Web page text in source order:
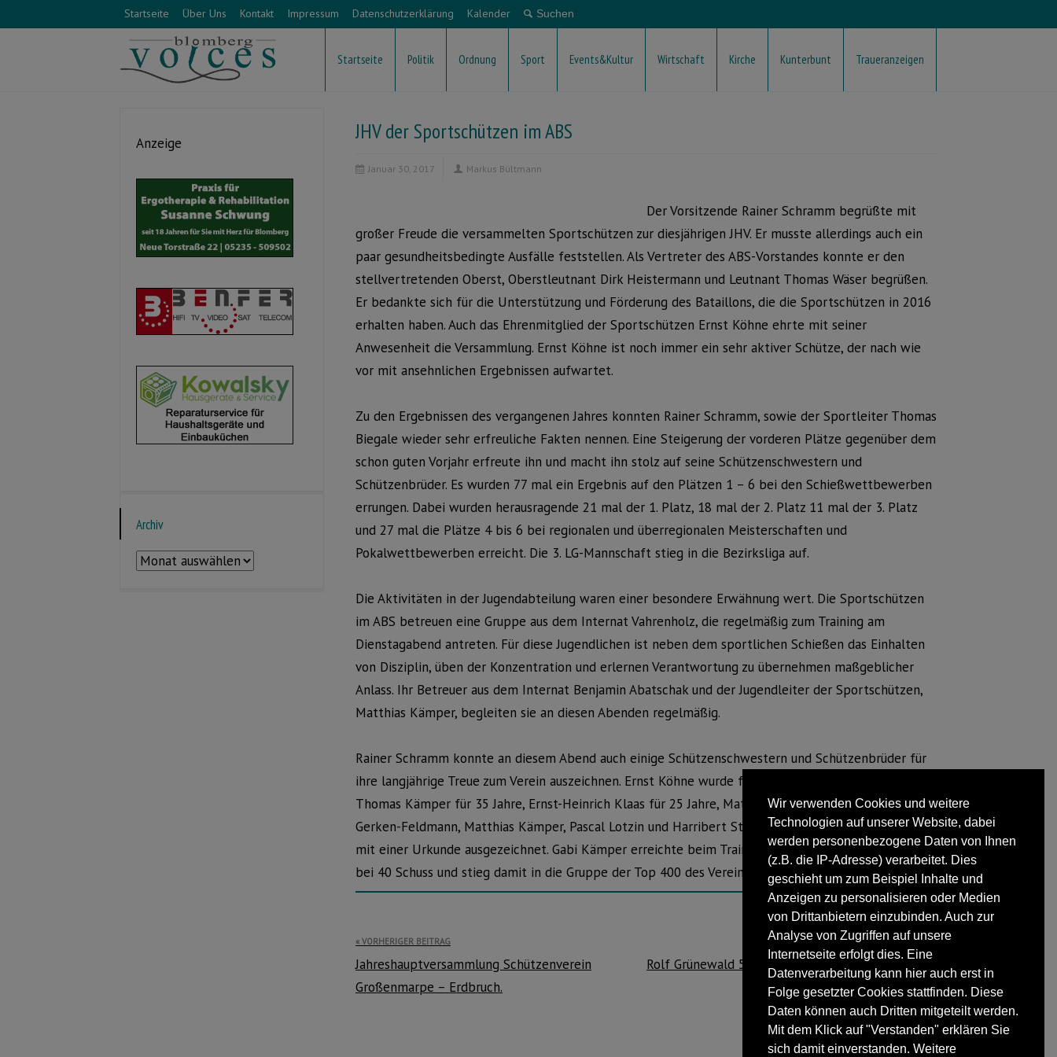
Wir verwenden Cookies und weitere
Technologien auf unserer Website, dabei
werden personenbezogene Daten von Ihnen
(z.B. die IP-Adresse) verarbeitet. Dies
geschieht um zum Beispiel Inhalte und
Anzeigen zu personalisieren oder Medien
von Drittanbietern einzubinden. Auch zur
Analyse von Zugriffen auf unsere
Internetseite erfolgt dies. Eine
Datenverarbeitung kann hier auch erst in
Folge gesetzter Cookies stattfinden. Diese
Daten können auch Dritten mitgeteilt werden.
Mit dem Klick auf "Verstanden" erklären Sie
sich damit einverstanden. Weitere
Startseite Über Uns Kontakt Impressum Datenschutzerklärung Kalender
Startseite Politik Ordnung Sport Events&Kultur Wirtschaft Kirche Kunterbunt Traueranzeigen
JHV der Sportschützen im ABS
Januar 30, 2017 Markus Bültmann
Der Vorsitzende Rainer Schramm begrüßte mit
großer Freude die versammelten Sportschützen zur diesjährigen JHV. Er musste allerdings auch ein
paar gesundheitsbedingte Ausfälle feststellen. Als Vertreter des ABS-Vorstandes konnte er den
stellvertretenden Oberst, Oberstleutnant Dirk Heistermann und Leutnant Thomas Wäser begrüßen.
Er bedankte sich für die Unterstützung und Förderung des Bataillons, die die Sportschützen in 2016
erhalten haben. Auch das Ehrenmitglied der Sportschützen Ernst Köhne ehrte mit seiner
Anwesenheit die Versammlung. Ernst Köhne ist noch immer ein sehr aktiver Schütze, der nach wie
vor mit ansehnlichen Ergebnissen aufwartet.
Zu den Ergebnissen des vergangenen Jahres konnten Rainer Schramm, sowie der Sportleiter Thomas
Biegale wieder sehr erfreuliche Fakten nennen. Eine Steigerung der vorderen Plätze gegenüber dem
schon guten Vorjahr erfreute ihn und macht ihn stolz auf seine Schützenschwestern und
Schützenbrüder. Es wurden 77 mal ein Ergebnis auf den Plätzen 1 – 6 bei den Schießwettbewerben
errungen. Dabei wurden herausragende 21 mal der 1. Platz, 18 mal der 2. Platz 11 mal der 3. Platz
und 27 mal die Plätze 4 bis 6 bei regionalen und überregionalen Meisterschaften und
Pokalwettbewerben erreicht. Die 3. LG-Mannschaft stieg in die Bezirksliga auf.
Die Aktivitäten in der Jugendabteilung waren einer besondere Erwähnung wert. Die Sportschützen
im ABS betreuen eine Gruppe aus dem Internat Vahrenholz, die regelmäßig zum Training am
Dienstagabend antreten. Für diese Jugendlichen ist neben dem sportlichen Schießen das Einhalten
von Disziplin, üben der Konzentration und erlernen Verantwortung zu übernehmen maßgeblicher
Anlass. Ihr Betreuer aus dem Internat Benjamin Abatschak und der Jugendleiter der Sportschützen,
Matthias Kämper, begleiten sie an diesen Abenden regelmäßig.
Rainer Schramm konnte an diesem Abend auch einige Schützenschwestern und Schützenbrüder für
ihre langjährige Treue zum Verein auszeichnen. Ernst Köhne wurde für 55 jährige Mitgliedschaft,
Thomas Kämper für 35 Jahre, Ernst-Heinrich Klaas für 25 Jahre, Matthias Richter für 15 Jahre, Birgit
Gerken-Feldmann, Matthias Kämper, Pascal Lotzin und Harribert Strate für 10 jährige Mitgliedschaft
mit einer Urkunde ausgezeichnet. Gabi Kämper erreichte beim Training die Höchstzahl von 400 Ring
bei 40 Schuss und stieg damit in die Gruppe der Top 400 des Vereins auf.
Beitragsnavigation
VORHERIGER BEITRAG
Jahreshauptversammlung Schützenverein
Großenmarpe – Erdbruch.
NÄCHSTER BEITRAG
Rolf Grünewald 50 Jahre aktiv in der Dienstagriege
Anzeige
Archiv
Archiv